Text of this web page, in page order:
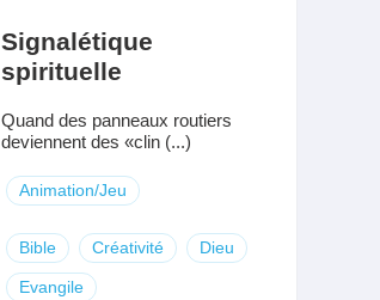
Signalétique
spirituelle
Quand des panneaux routiers
deviennent des «clin (...)
Animation/Jeu
Bible Créativité Dieu
Evangile